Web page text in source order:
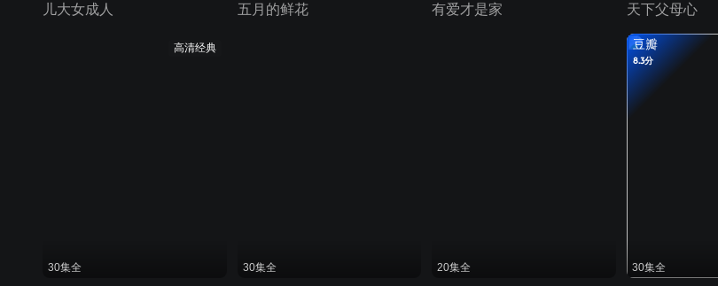
儿大女成人 五月的鲜花 有爱才是家 天下父母心
高清经典
30集全 30集全 20集全
豆瓣
8.3分
30集全